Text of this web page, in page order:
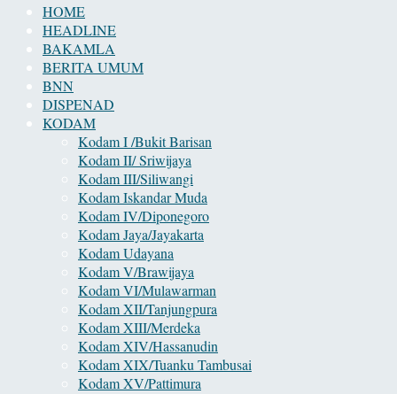
HOME
HEADLINE
BAKAMLA
BERITA UMUM
BNN
DISPENAD
KODAM
Kodam I /Bukit Barisan
Kodam II/ Sriwijaya
Kodam III/Siliwangi
Kodam Iskandar Muda
Kodam IV/Diponegoro
Kodam Jaya/Jayakarta
Kodam Udayana
Kodam V/Brawijaya
Kodam VI/Mulawarman
Kodam XII/Tanjungpura
Kodam XIII/Merdeka
Kodam XIV/Hassanudin
Kodam XIX/Tuanku Tambusai
Kodam XV/Pattimura